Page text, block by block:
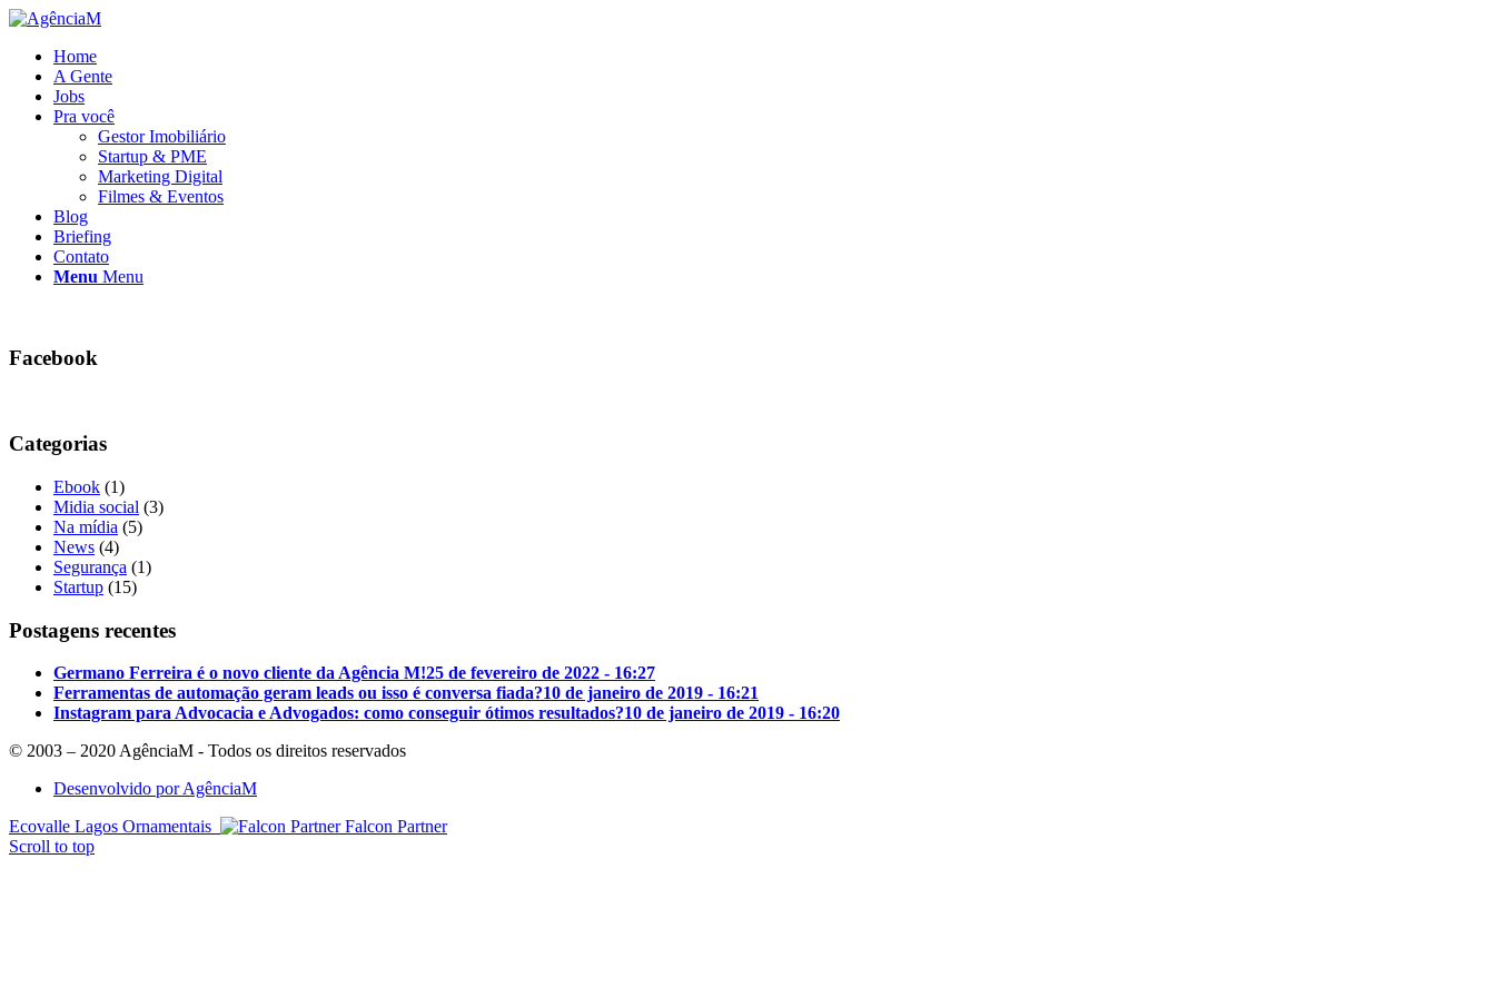
Home
A Gente
Jobs
Pra você
Gestor Imobiliário
Startup & PME
Marketing Digital
Filmes & Eventos
Blog
Briefing
Contato
Menu Menu
Facebook
Categorias
Ebook (1)
Midia social (3)
Na mídia (5)
News (4)
Segurança (1)
Startup (15)
Postagens recentes
Germano Ferreira é o novo cliente da Agência M!25 de fevereiro de 2022 - 16:27
Ferramentas de automação geram leads ou isso é conversa fiada?10 de janeiro de 2019 - 16:21
Instagram para Advocacia e Advogados: como conseguir ótimos resultados?10 de janeiro de 2019 - 16:20
© 2003 – 2020 AgênciaM - Todos os direitos reservados
Desenvolvido por AgênciaM
Ecovalle Lagos Ornamentais
Falcon Partner
Scroll to top